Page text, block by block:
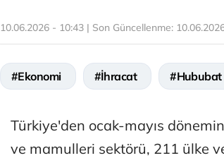
10.06.2026 - 10:43 | Son Güncellenme:
#Ekonomi #İhracat #Hububat
Türkiye'den ocak-mayıs
ve mamulleri sektörü, 211 ülke